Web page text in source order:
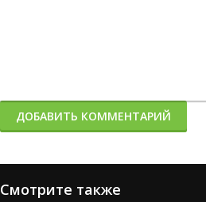
ДОБАВИТЬ КОММЕНТАРИЙ
Смотрите также